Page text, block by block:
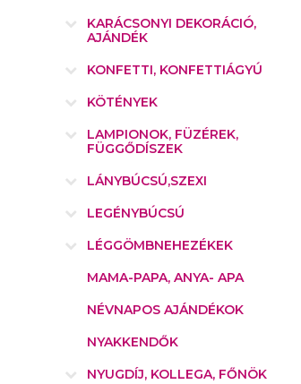
KARÁCSONYI DEKORÁCIÓ,
AJÁNDÉK
KONFETTI, KONFETTIÁGYÚ
KÖTÉNYEK
LAMPIONOK, FÜZÉREK,
FÜGGŐDÍSZEK
LÁNYBÚCSÚ,SZEXI
LEGÉNYBÚCSÚ
LÉGGÖMBNEHEZÉKEK
MAMA-PAPA, ANYA- APA
NÉVNAPOS AJÁNDÉKOK
NYAKKENDŐK
NYUGDÍJ, KOLLEGA, FŐNÖK